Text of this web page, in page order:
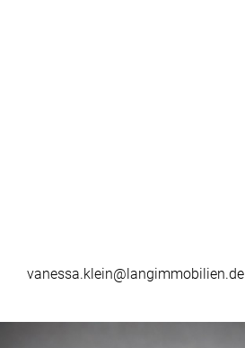
vanessa.klein@langimmobilien.de